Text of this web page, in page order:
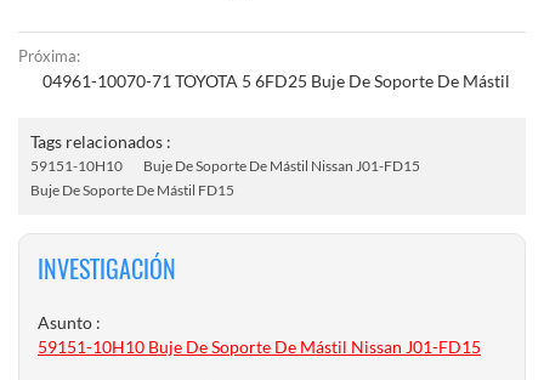
Próxima:
04961-10070-71 TOYOTA 5 6FD25 Buje De Soporte De Mástil
Tags relacionados :
59151-10H10
Buje De Soporte De Mástil Nissan J01-FD15
Buje De Soporte De Mástil FD15
INVESTIGACIÓN
Asunto :
59151-10H10 Buje De Soporte De Mástil Nissan J01-FD15